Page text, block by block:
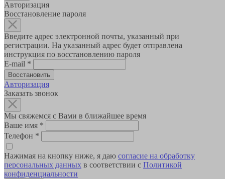
Авторизация
Восстановление пароля
Введите адрес электронной почты, указанный при
регистрации. На указанный адрес будет отправлена
инструкция по восстановлению пароля
E-mail *
Авторизация
Заказать звонок
Мы свяжемся с Вами в ближайшее время
Ваше имя *
Телефон *
Нажимая на кнопку ниже, я даю согласие на обработку
персональных данных в соответствии с Политикой
конфиденциальности